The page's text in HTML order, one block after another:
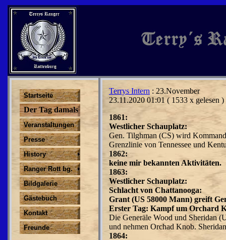
Startseite
Der Tag damals
Veranstaltungen
Presse
History
Ranger Rott bg.
Bildgalerie
Gästebuch
Kontakt
Freunde
Terrys Intern : 23.November
23.11.2020 01:01 ( 1533 x gelesen )
1861:
Westlicher Schauplatz:
Gen. Tilghman (CS) wird
Grenzlinie von Tennessee und
1862:
keine mir bekannten Aktivitäten.
1863:
Westlicher Schauplatz:
Schlacht von Chattanooga:
Grant (US 58000 Mann) greift
Erster Tag: Kampf um Orchard
Die Generäle Wood und Sheridan
und nehmen Orchad Knob.
1864: